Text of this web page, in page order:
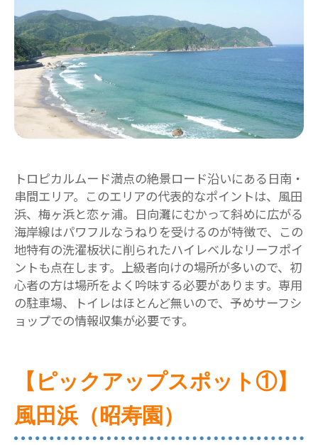
トロピカルムード満点の絶景ロード沿いにある日南・
串間エリア。このエリアの代表的なポイントは、風田
浜、梅ヶ浜と恋ヶ浦。日向灘にむかって斜めに広がる
海岸線はパワフルなうねりを受けるのが特徴で、この
地特有の洗濯板状に削られたハイレベルなリーフポイ
ントも点在します。上級者向けの場所が多いので、初
心者の方は場所をよく吟味する必要があります。専用
の駐車場、トイレはほとんど無いので、予めサーフシ
ョップでの情報収集が必要です。
【ピックアップスポット①】
風田浜（昭寿園）